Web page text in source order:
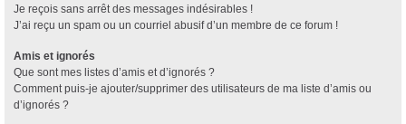
Je reçois sans arrêt des messages indésirables !
J’ai reçu un spam ou un courriel abusif d’un membre de ce forum !
Amis et ignorés
Que sont mes listes d’amis et d’ignorés ?
Comment puis-je ajouter/supprimer des utilisateurs de ma liste d’amis ou
d’ignorés ?